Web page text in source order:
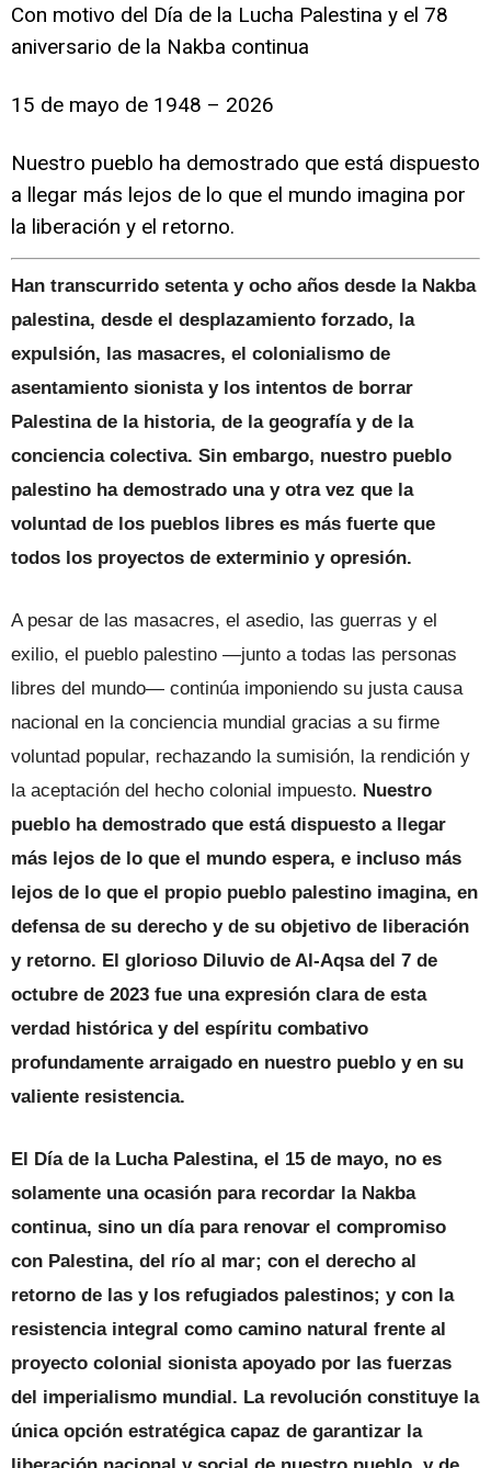
Con motivo del Día de la Lucha Palestina y el 78
aniversario de la Nakba continua
15 de mayo de 1948 – 2026
Nuestro pueblo ha demostrado que está dispuesto
a llegar más lejos de lo que el mundo imagina por
la liberación y el retorno.
Han transcurrido setenta y ocho años desde la Nakba
palestina, desde el desplazamiento forzado, la
expulsión, las masacres, el colonialismo de
asentamiento sionista y los intentos de borrar
Palestina de la historia, de la geografía y de la
conciencia colectiva. Sin embargo, nuestro pueblo
palestino ha demostrado una y otra vez que la
voluntad de los pueblos libres es más fuerte que
todos los proyectos de exterminio y opresión.
A pesar de las masacres, el asedio, las guerras y el
exilio, el pueblo palestino —junto a todas las personas
libres del mundo— continúa imponiendo su justa causa
nacional en la conciencia mundial gracias a su firme
voluntad popular, rechazando la sumisión, la rendición y
la aceptación del hecho colonial impuesto. Nuestro
pueblo ha demostrado que está dispuesto a llegar
más lejos de lo que el mundo espera, e incluso más
lejos de lo que el propio pueblo palestino imagina, en
defensa de su derecho y de su objetivo de liberación
y retorno. El glorioso Diluvio de Al-Aqsa del 7 de
octubre de 2023 fue una expresión clara de esta
verdad histórica y del espíritu combativo
profundamente arraigado en nuestro pueblo y en su
valiente resistencia.
El Día de la Lucha Palestina, el 15 de mayo, no es
solamente una ocasión para recordar la Nakba
continua, sino un día para renovar el compromiso
con Palestina, del río al mar; con el derecho al
retorno de las y los refugiados palestinos; y con la
resistencia integral como camino natural frente al
proyecto colonial sionista apoyado por las fuerzas
del imperialismo mundial. La revolución constituye la
única opción estratégica capaz de garantizar la